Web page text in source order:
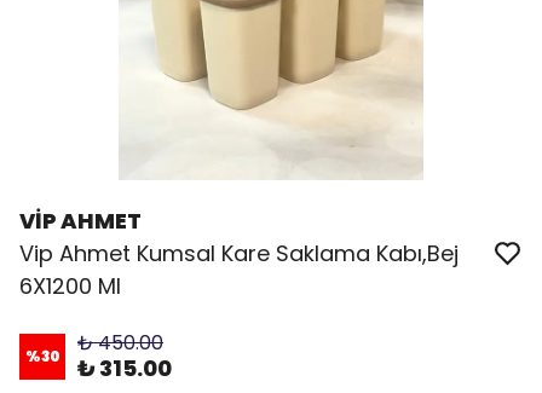
VİP AHMET
Vip Ahmet Kumsal Kare Saklama Kabı,Bej
6X1200 Ml
%30 ₺ 450.00
₺ 315.00